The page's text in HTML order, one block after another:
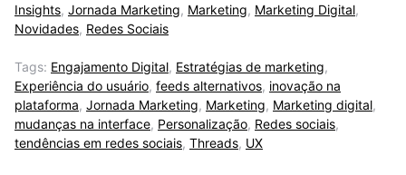
Insights, Jornada Marketing, Marketing, Marketing Digital,
Novidades, Redes Sociais
Tags: Engajamento Digital, Estratégias de marketing,
Experiência do usuário, feeds alternativos, inovação na
plataforma, Jornada Marketing, Marketing, Marketing digital,
mudanças na interface, Personalização, Redes sociais,
tendências em redes sociais, Threads, UX